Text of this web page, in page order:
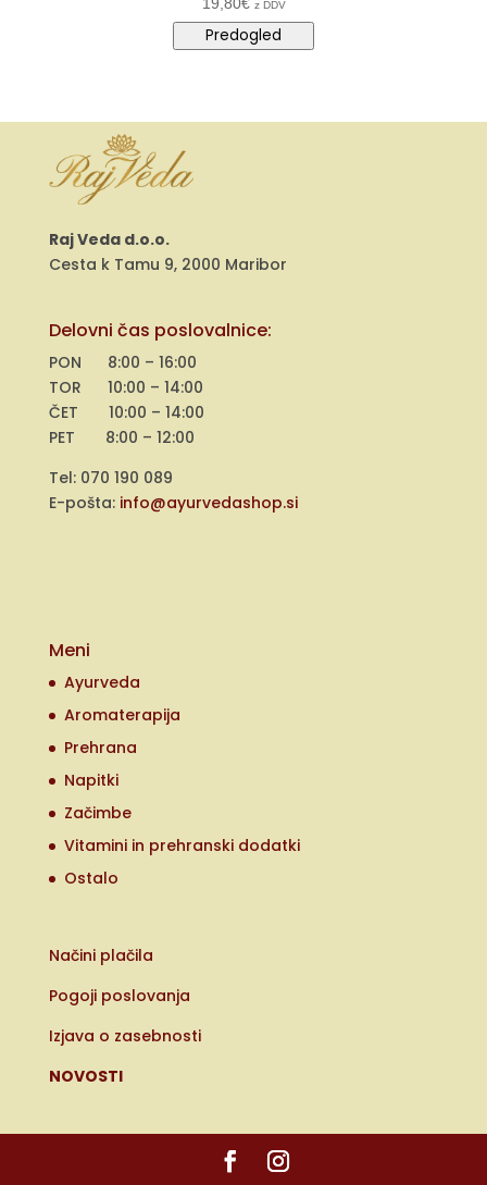
z DDV
Predogled
Raj Veda d.o.o.
Cesta k Tamu 9, 2000 Maribor
Delovni čas poslovalnice:
PON 8:00 – 16:00
TOR 10:00 – 14:00
ČET 10:00 – 14:00
PET 8:00 – 12:00
Tel: 070 190 089
E-pošta: info@ayurvedashop.si
Meni
Ayurveda
Aromaterapija
Prehrana
Napitki
Začimbe
Vitamini in prehranski dodatki
Ostalo
Načini plačila
Pogoji poslovanja
Izjava o zasebnosti
NOVOSTI